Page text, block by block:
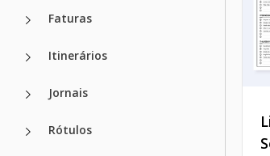
Faturas
Itinerários
Jornais
Rótulos